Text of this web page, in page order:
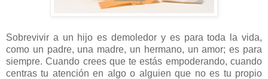
Sobrevivir a un hijo es demoledor y es para toda la vida,
como un padre, una madre, un hermano, un amor; es para
siempre. Cuando crees que te estás empoderando, cuando
centras tu atención en algo o alguien que no es tu propio